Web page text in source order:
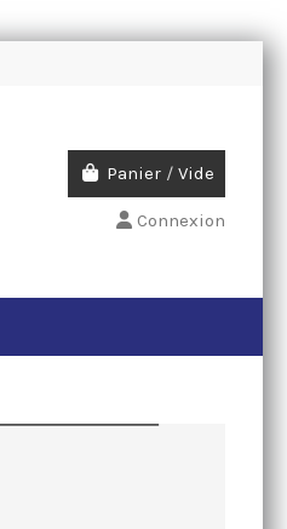
Panier /Vide
Connexion